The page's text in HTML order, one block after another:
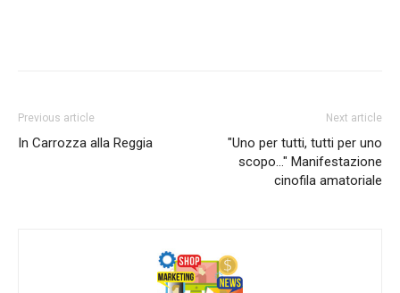
Previous article
In Carrozza alla Reggia
Next article
"Uno per tutti, tutti per uno
scopo…" Manifestazione
cinofila amatoriale